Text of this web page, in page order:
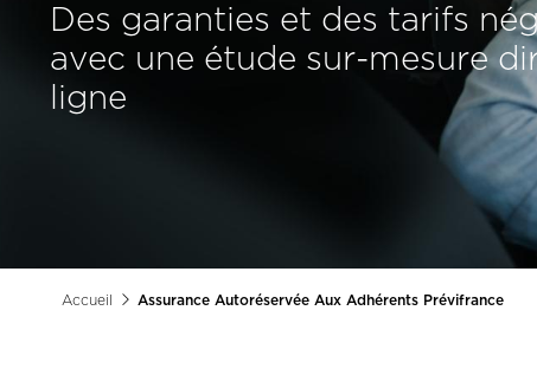
Des garanties et des tarifs
avec une étude sur-mesure
ligne
Fil
Accueil Assurance Autoréservée Aux Adhérents Prévifrance